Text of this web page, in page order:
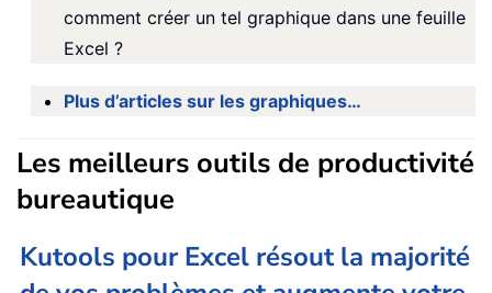
comment créer un tel graphique dans une feuille
Excel ?
Plus d’articles sur les graphiques…
Les meilleurs outils de productivité
bureautique
Kutools pour Excel résout la majorité